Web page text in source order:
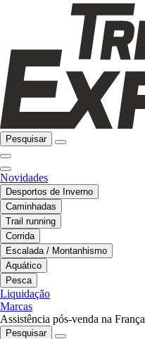
Pesquisar
Novidades
Desportos de Inverno
Caminhadas
Trail running
Corrida
Escalada / Montanhismo
Aquático
Pesca
Liquidação
Marcas
Assistência pós-venda na França
Pesquisar